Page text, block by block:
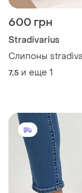
600 грн
Stradivarius
Слипоны
7,5 и еще 1